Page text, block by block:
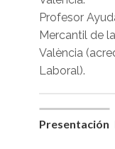
Profesor
Mercantil de
València
Laboral).
Presentación